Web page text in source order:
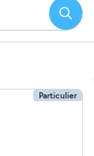
Particulier